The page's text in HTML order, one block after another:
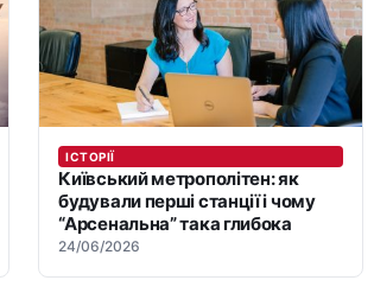
ІСТОРІЇ
Київський метрополітен: як
будували перші станції і чому
“Арсенальна” така глибока
24/06/2026